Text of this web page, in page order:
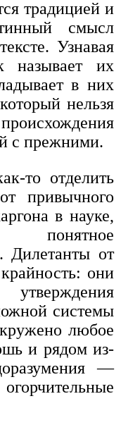
традицией и
смысл
Узнавая
называет их
в них
нельзя
с прежними.
то отделить
привычного
в науке,
понятное
Дилетанты от
они
системы
любое
и рядом из-
—